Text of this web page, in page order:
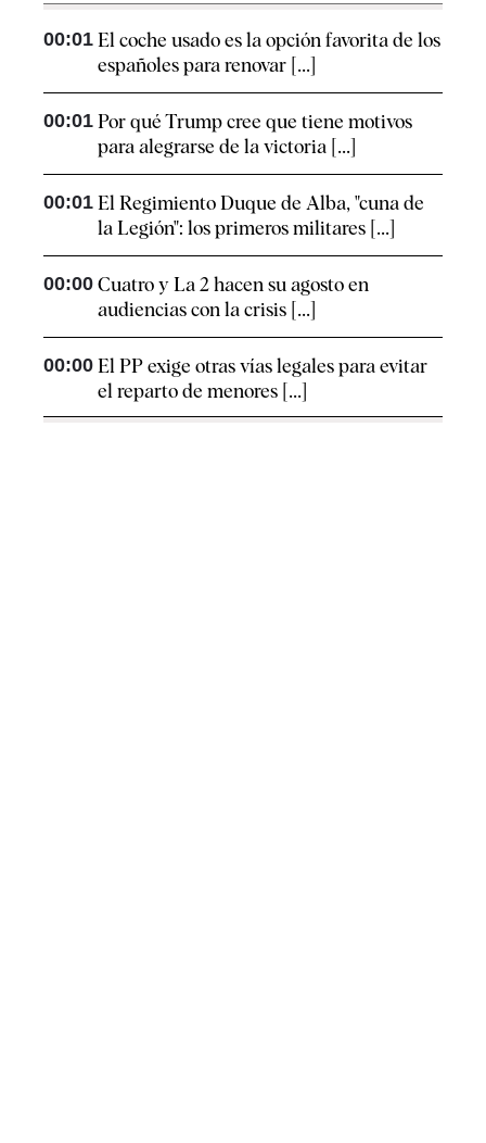
00:01 El coche usado es la opción favorita de los
españoles para renovar [...]
00:01 Por qué Trump cree que tiene motivos
para alegrarse de la victoria [...]
00:01 El Regimiento Duque de Alba, "cuna de
la Legión": los primeros militares [...]
00:00 Cuatro y La 2 hacen su agosto en
audiencias con la crisis [...]
00:00 El PP exige otras vías legales para evitar
el reparto de menores [...]